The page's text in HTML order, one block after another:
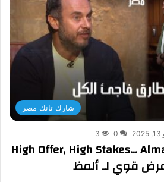
شارك تانك مصر
0
3
High Offer, High Stakes…
قوي لـ ألمظ